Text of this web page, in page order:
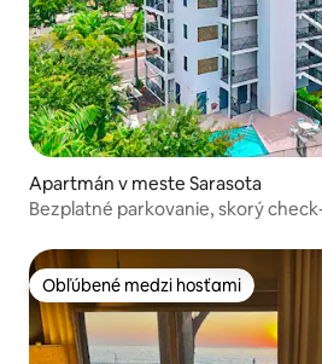
Apartmán v meste Sarasota
Bezplatné parkovanie, skorý
Obľúbené medzi hosťami
Obľúbené medzi hosťami